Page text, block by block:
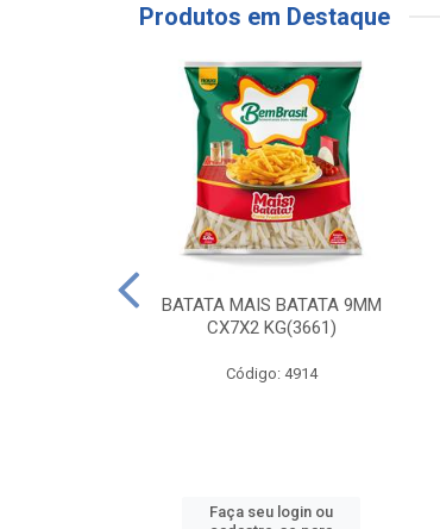
Produtos em Destaque
BATATA MAIS BATATA 9MM
CX7X2 KG(3661)
Código: 4914
Faça seu login ou